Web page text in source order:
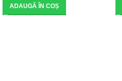
ADAUGĂ ÎN COȘ